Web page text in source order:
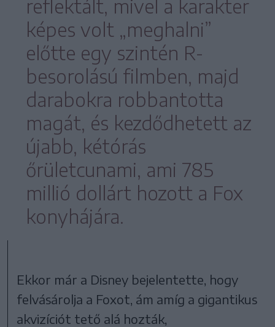
reflektált, mivel a karakter
képes volt „meghalni”
előtte egy szintén R-
besorolású filmben, majd
darabokra robbantotta
magát, és kezdődhetett az
újabb, kétórás
őrületcunami, ami 785
millió dollárt hozott a Fox
konyhájára.
Ekkor már a Disney bejelentette, hogy
felvásárolja a Foxot, ám amíg a gigantikus
akvizíciót tető alá hozták,